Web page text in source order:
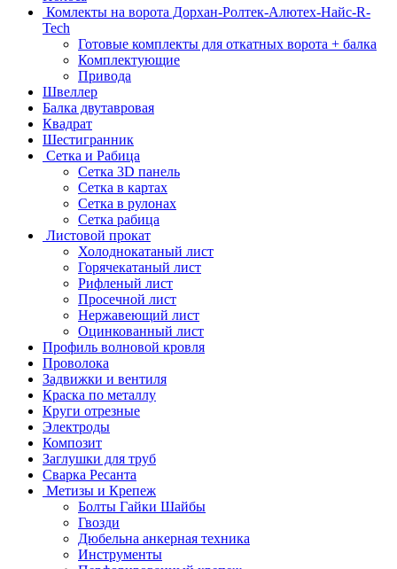
Комлекты на ворота Дорхан-Ролтек-Алютех-Найс-R-
Tech
Готовые комплекты для откатных ворота + балка
Комплектующие
Привода
Швеллер
Балка двутавровая
Квадрат
Шестигранник
Сетка и Рабица
Сетка 3D панель
Сетка в картах
Сетка в рулонах
Сетка рабица
Листовой прокат
Холоднокатаный лист
Горячекатаный лист
Рифленый лист
Просечной лист
Нержавеющий лист
Оцинкованный лист
Профиль волновой кровля
Проволока
Задвижки и вентиля
Краска по металлу
Круги отрезные
Электроды
Композит
Заглушки для труб
Сварка Ресанта
Метизы и Крепеж
Болты Гайки Шайбы
Гвозди
Дюбельна анкерная техника
Инструменты